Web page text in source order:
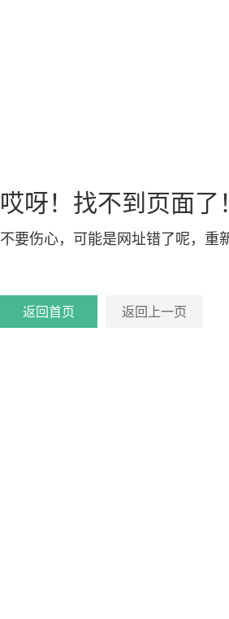
哎呀！找不到页面了
不要伤心，可能是网址错了呢，重
返回首页 返回上一页